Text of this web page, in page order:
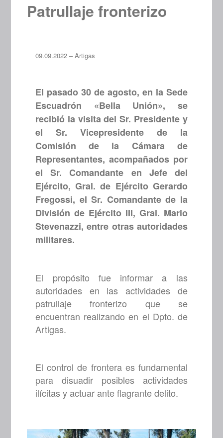
Patrullaje fronterizo
09.09.2022 – Artigas
El pasado 30 de agosto, en la Sede
Escuadrón «Bella Unión», se
recibió la visita del Sr. Presidente y
el Sr. Vicepresidente de la
Comisión de la Cámara de
Representantes, acompañados por
el Sr. Comandante en Jefe del
Ejército, Gral. de Ejército Gerardo
Fregossi, el Sr. Comandante de la
División de Ejército III, Gral. Mario
Stevenazzi, entre otras autoridades
militares.
El propósito fue informar a las
autoridades en las actividades de
patrullaje fronterizo que se
encuentran realizando en el Dpto. de
Artigas.
El control de frontera es fundamental
para disuadir posibles actividades
ilícitas y actuar ante flagrante delito.